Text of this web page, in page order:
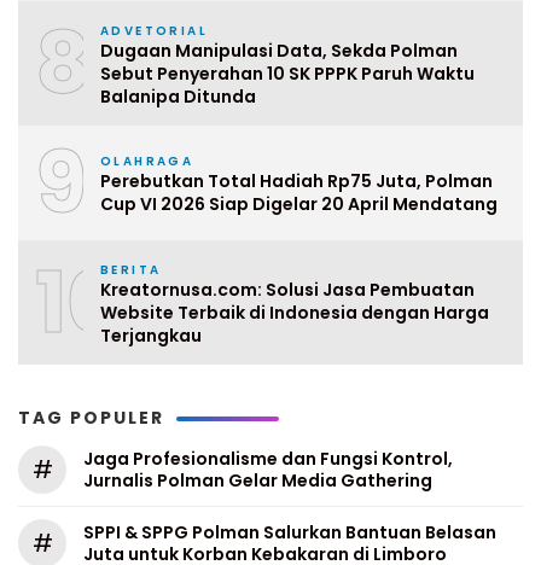
8 ADVETORIAL
Dugaan Manipulasi Data, Sekda Polman
Sebut Penyerahan 10 SK PPPK Paruh Waktu
Balanipa Ditunda
9 OLAHRAGA
Perebutkan Total Hadiah Rp75 Juta, Polman
Cup VI 2026 Siap Digelar 20 April Mendatang
10BERITA
Kreatornusa.com: Solusi Jasa Pembuatan
Website Terbaik di Indonesia dengan Harga
Terjangkau
TAG POPULER
#
Jaga Profesionalisme dan Fungsi Kontrol,
Jurnalis Polman Gelar Media Gathering
#
SPPI & SPPG Polman Salurkan Bantuan Belasan
Juta untuk Korban Kebakaran di Limboro